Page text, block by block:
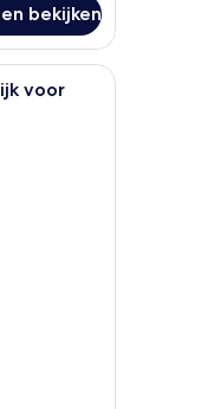
bekijken
door grote ramen.
bed met witte en rode
voor